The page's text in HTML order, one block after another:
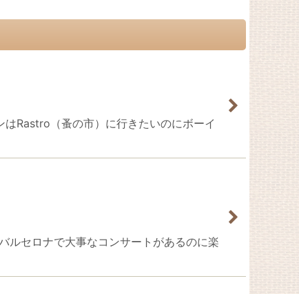
Rastro（蚤の市）に行きたいのにボーイ
ルセロナで大事なコンサートがあるのに楽